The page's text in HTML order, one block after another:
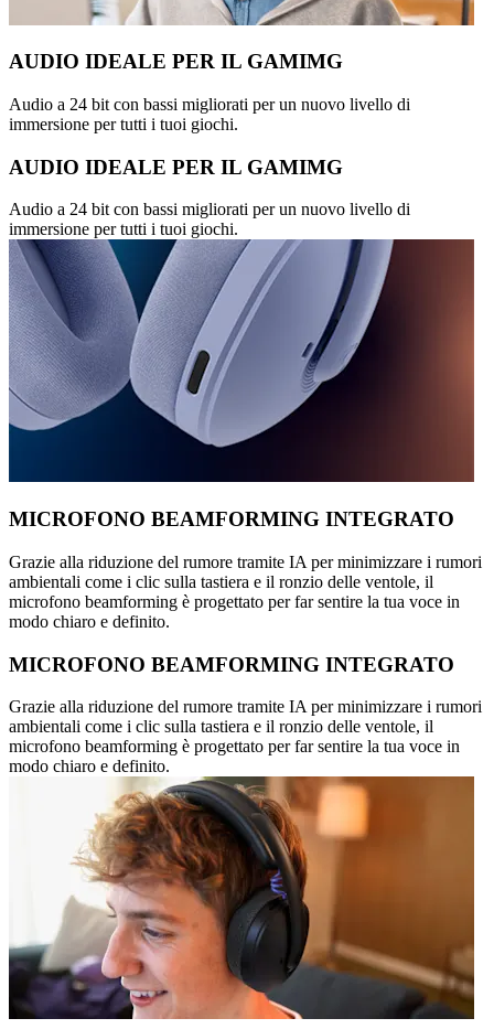
AUDIO IDEALE PER IL GAMIMG
Audio a 24 bit con bassi migliorati per un nuovo livello di
immersione per tutti i tuoi giochi.
AUDIO IDEALE PER IL GAMIMG
Audio a 24 bit con bassi migliorati per un nuovo livello di
immersione per tutti i tuoi giochi.
MICROFONO BEAMFORMING INTEGRATO
Grazie alla riduzione del rumore tramite IA per minimizzare i rumori
ambientali come i clic sulla tastiera e il ronzio delle ventole, il
microfono beamforming è progettato per far sentire la tua voce in
modo chiaro e definito.
MICROFONO BEAMFORMING INTEGRATO
Grazie alla riduzione del rumore tramite IA per minimizzare i rumori
ambientali come i clic sulla tastiera e il ronzio delle ventole, il
microfono beamforming è progettato per far sentire la tua voce in
modo chiaro e definito.